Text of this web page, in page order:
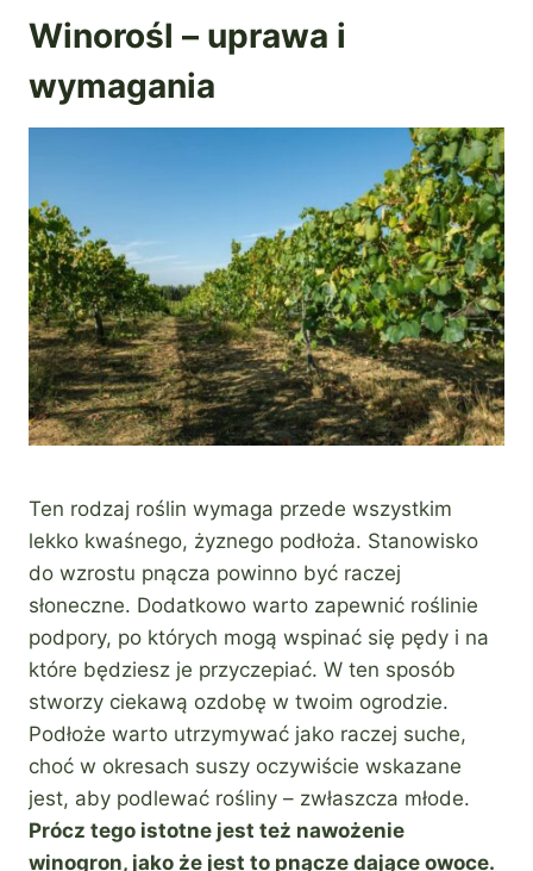
Winorośl – uprawa i
wymagania
Ten rodzaj roślin wymaga przede wszystkim
lekko kwaśnego, żyznego podłoża. Stanowisko
do wzrostu pnącza powinno być raczej
słoneczne. Dodatkowo warto zapewnić roślinie
podpory, po których mogą wspinać się pędy i na
które będziesz je przyczepiać. W ten sposób
stworzy ciekawą ozdobę w twoim ogrodzie.
Podłoże warto utrzymywać jako raczej suche,
choć w okresach suszy oczywiście wskazane
jest, aby podlewać rośliny – zwłaszcza młode.
Prócz tego istotne jest też nawożenie
winogron, jako że jest to pnącze dające owoce.